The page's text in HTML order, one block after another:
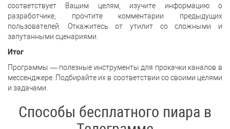
соответствует Вашим целям, изучите информацию о
разработчике, прочтите комментарии предыдущих
пользователей. Откажитесь от утилит со сложными и
запутанными сценариями.
Итог
Программы — полезные инструменты для прокачки каналов в
мессенджере. Подбирайте их в соответствии со своими целями
и задачами.
Способы бесплатного пиара в